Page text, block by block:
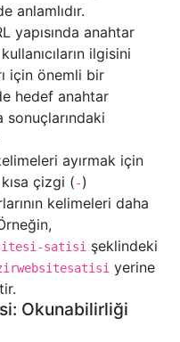
anlamlıdır.
yapısında anahtar
ilgisini
için önemli bir
hedef anahtar
sonuçlarındaki
ayırmak için
çizgi (-)
kelimeleri daha
sitesi-satisi şeklindeki
yerine
Okunabilirliği